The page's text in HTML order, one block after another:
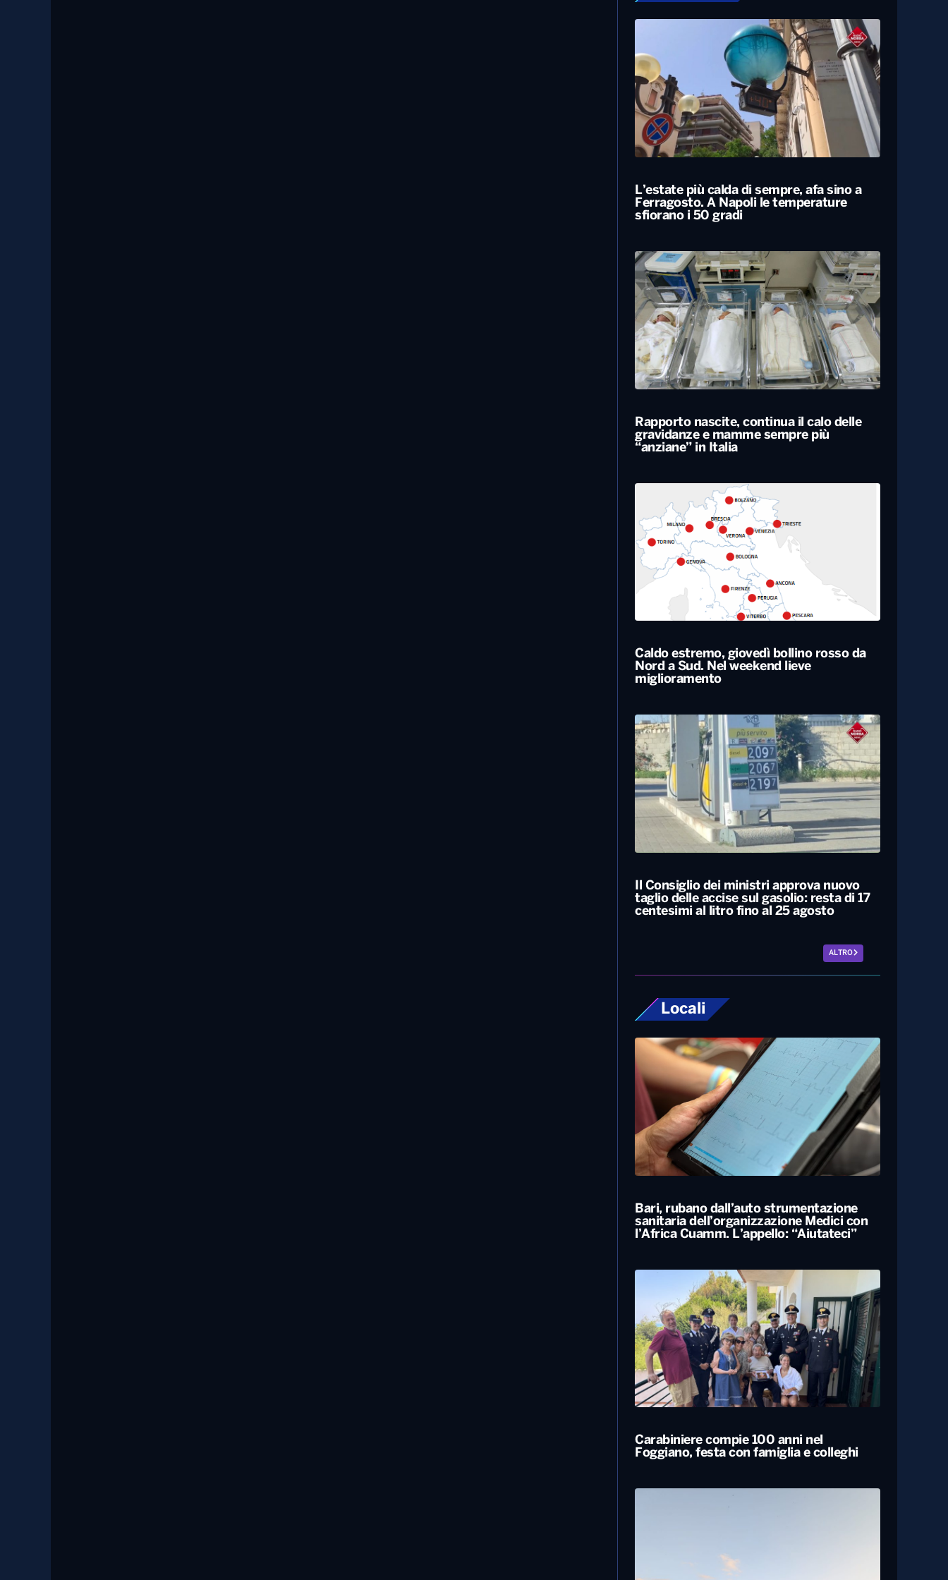
L’estate più calda di sempre, afa sino a
Ferragosto. A Napoli le temperature
sfiorano i 50 gradi
Rapporto nascite, continua il calo delle
gravidanze e mamme sempre più
“anziane” in Italia
Caldo estremo, giovedì bollino rosso da
Nord a Sud. Nel weekend lieve
miglioramento
Il Consiglio dei ministri approva nuovo
taglio delle accise sul gasolio: resta di 17
centesimi al litro fino al 25 agosto
ALTRO
Locali
Bari, rubano dall’auto strumentazione
sanitaria dell’organizzazione Medici con
l’Africa Cuamm. L’appello: “Aiutateci”
Carabiniere compie 100 anni nel
Foggiano, festa con famiglia e colleghi